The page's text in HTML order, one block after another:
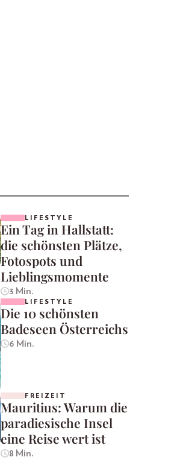
LIFESTYLE
Ein Tag in Hallstatt:
die schönsten Plätze,
Fotospots und
Lieblingsmomente
3 Min.
LIFESTYLE
Die 10 schönsten
Badeseen Österreichs
6 Min.
FREIZEIT
Mauritius: Warum die
paradiesische Insel
eine Reise wert ist
8 Min.